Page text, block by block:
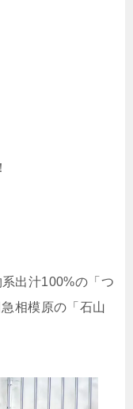
出汁100%の「つ
相模原の「石山